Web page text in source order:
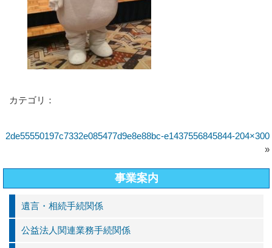
カテゴリ：
2de55550197c7332e085477d9e8e88bc-e1437556845844-204×300
»
事業案内
遺言・相続手続関係
公益法人関連業務手続関係